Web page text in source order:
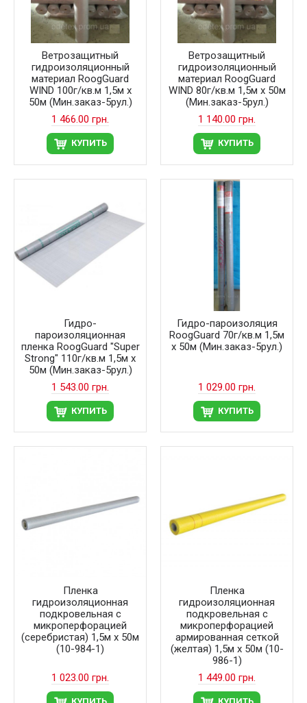
Ветрозащитный
гидроизоляционный
материал RoogGuard
WIND 100г/кв.м 1,5м х
50м (Мин.заказ-5рул.)
1 466.00 грн.
КУПИТЬ
Ветрозащитный
гидроизоляционный
материал RoogGuard
WIND 80г/кв.м 1,5м х 50м
(Мин.заказ-5рул.)
1 140.00 грн.
КУПИТЬ
Гидро-
пароизоляционная
пленка RoogGuard "Super
Strong" 110г/кв.м 1,5м х
50м (Мин.заказ-5рул.)
1 543.00 грн.
КУПИТЬ
Гидро-пароизоляция
RoogGuard 70г/кв.м 1,5м
х 50м (Мин.заказ-5рул.)
1 029.00 грн.
КУПИТЬ
Пленка
гидроизоляционная
подкровельная с
микроперфорацией
(серебристая) 1,5м х 50м
(10-984-1)
1 023.00 грн.
Пленка
гидроизоляционная
подкровельная с
микроперфорацией
армированная сеткой
(желтая) 1,5м х 50м (10-
986-1)
1 449.00 грн.